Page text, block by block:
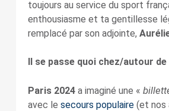
toujours au service du sport
enthousiasme et ta gentillesse
remplacé par son adjointe,
Il se passe quoi chez/autour de
Paris 2024a imaginé une «
avec le secours populaire(et nos